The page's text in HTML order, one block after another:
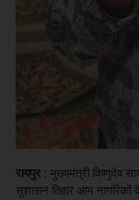
रायपुर : मुख्यमंत्री विष्णुदेव
सुशासन तिहार आम